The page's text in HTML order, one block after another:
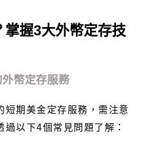
握3大外幣定存技
幣定存服務
短期美金定存服務，需注意
以下4個常見問題了解：